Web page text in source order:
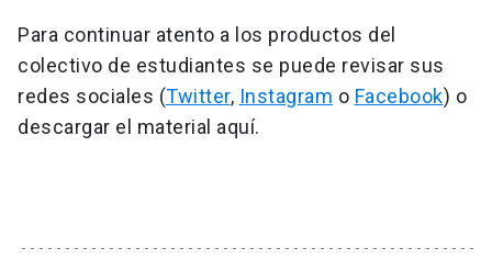
Para continuar atento a los productos del
colectivo de estudiantes se puede revisar sus
redes sociales (Twitter, Instagram o Facebook) o
descargar el material aquí.